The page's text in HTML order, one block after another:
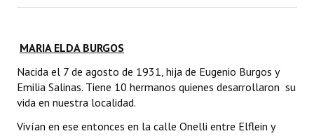
MARIA ELDA BURGOS
Nacida el 7 de agosto de 1931, hija de Eugenio Burgos y
Emilia Salinas. Tiene 10 hermanos quienes desarrollaron su
vida en nuestra localidad.
Vivían en ese entonces en la calle Onelli entre Elflein y